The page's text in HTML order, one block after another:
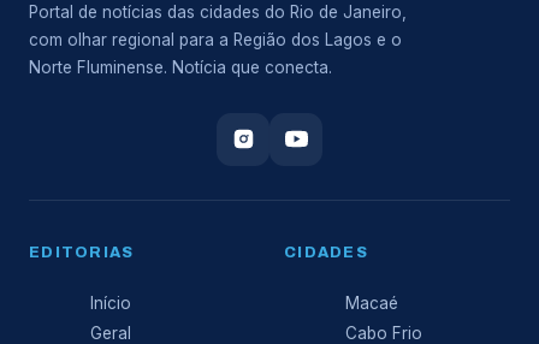
Portal de notícias das cidades do Rio de Janeiro,
com olhar regional para a Região dos Lagos e o
Norte Fluminense. Notícia que conecta.
EDITORIAS
Início
Geral
CIDADES
Macaé
Cabo Frio